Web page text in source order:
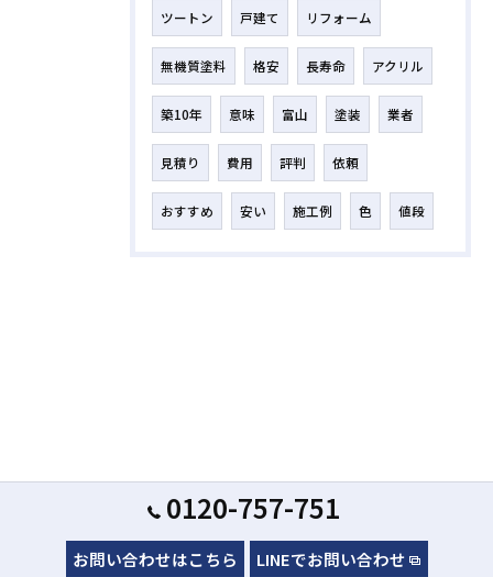
ツートン 戸建て リフォーム
無機質塗料 格安 長寿命 アクリル
築10年 意味 富山 塗装 業者
見積り 費用 評判 依頼
おすすめ 安い 施工例 色 値段
0120-757-751
お問い合わせはこちら LINEでお問い合わせ